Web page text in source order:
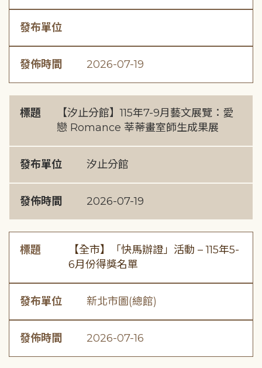
發布單位
發佈時間 2026-07-19
標題
【汐止分館】115年7-9月藝文展覽：愛
戀 Romance 莘蒂畫室師生成果展
發布單位 汐止分館
發佈時間 2026-07-19
標題
【全市】「快馬辦證」活動 – 115年5-
6月份得獎名單
發布單位 新北市圖(總館)
發佈時間 2026-07-16